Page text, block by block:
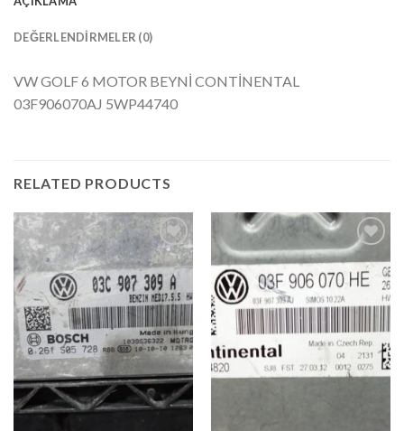
DEĞERLENDIRMELER (0)
VW GOLF 6 MOTOR BEYNİ CONTİNENTAL
03F906070AJ 5WP44740
RELATED PRODUCTS
İstek
Listeme
Ekle
İstek
Listeme